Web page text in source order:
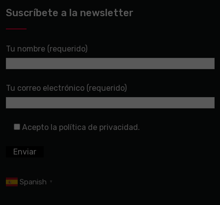
Suscríbete a la newsletter
Tu nombre (requerido)
Tu correo electrónico (requerido)
Acepto la política de privacidad.
Spanish ▼